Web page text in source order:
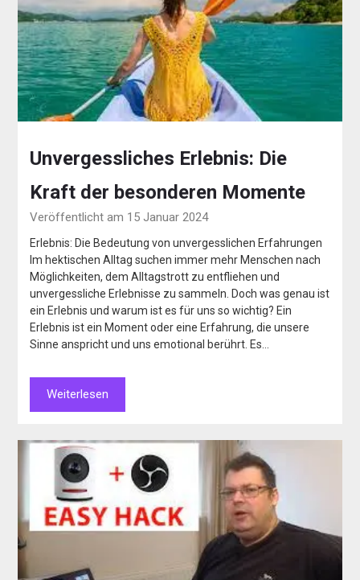
Unvergessliches Erlebnis: Die
Kraft der besonderen Momente
Veröffentlicht am 15 Januar 2024
Erlebnis: Die Bedeutung von unvergesslichen Erfahrungen
Im hektischen Alltag suchen immer mehr Menschen nach
Möglichkeiten, dem Alltagstrott zu entfliehen und
unvergessliche Erlebnisse zu sammeln. Doch was genau ist
ein Erlebnis und warum ist es für uns so wichtig? Ein
Erlebnis ist ein Moment oder eine Erfahrung, die unsere
Sinne anspricht und uns emotional berührt. Es…
Weiterlesen